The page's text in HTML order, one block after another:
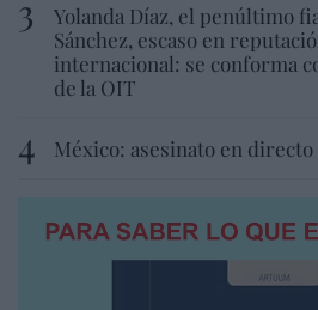
Yolanda Díaz, el penúltimo
Sánchez, escaso en
internacional: se conforma
de la OIT
México: asesinato en directo